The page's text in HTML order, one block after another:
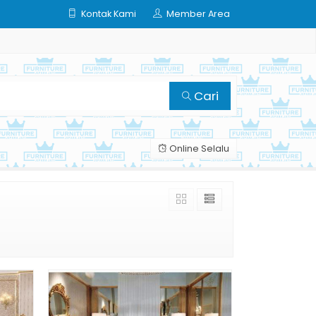
Kontak Kami Member Area
Cari
Online Selalu